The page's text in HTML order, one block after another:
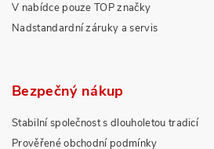
V nabídce pouze TOP značky
Nadstandardní záruky a servis
Bezpečný nákup
Stabilní společnost s dlouholetou tradicí
Prověřené obchodní podmínky